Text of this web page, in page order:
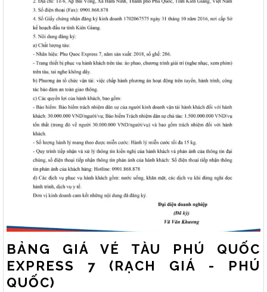
BẢNG GIÁ VÉ TÀU PHÚ QUỐC
EXPRESS 7 (RẠCH GIÁ - PHÚ
QUỐC)